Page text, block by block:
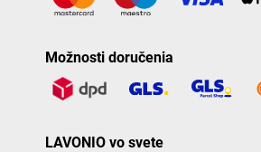
Možnosti doručenia
LAVONIO vo svete